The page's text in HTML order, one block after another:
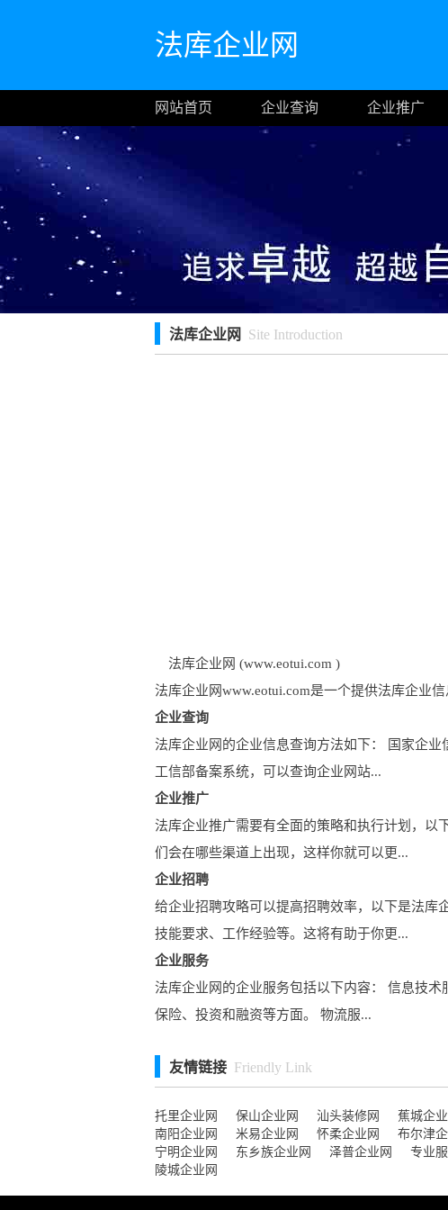
法库企业网
网站首页 企业查询 企业推广
法库企业网 Site Introduction
法库企业网 (www.eotui.com )
法库企业网www.eotui.com是一个提供法库企业
企业查询
法库企业网的企业信息查询方法如下： 国家企
工信部备案系统，可以查询企业网站...
企业推广
法库企业推广需要有全面的策略和执行计划，以
们会在哪些渠道上出现，这样你就可以更...
企业招聘
给企业招聘攻略可以提高招聘效率，以下是法库
技能要求、工作经验等。这将有助于你更...
企业服务
法库企业网的企业服务包括以下内容： 信息技
保险、投资和融资等方面。 物流服...
友情链接 Friendly Link
托里企业网 保山企业网 汕头装修网 蕉城企
南阳企业网
米易企业网 怀柔企业网 布尔津
宁明企业网
东乡族企业网 泽普企业网 专业
陵城企业网